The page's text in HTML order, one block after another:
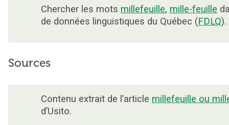
Chercher les mots millefeuille, mille-feuille
de données linguistiques du Québec (FDLQ).
Sources
Contenu extrait de l’article millefeuille ou
d’Usito.